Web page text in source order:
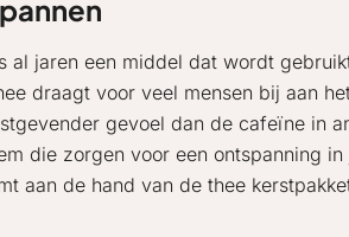
al jaren een middel dat wordt
draagt voor veel mensen bij aan
gevoel dan de cafeïne in
die zorgen voor een ontspanning
aan de hand van de thee